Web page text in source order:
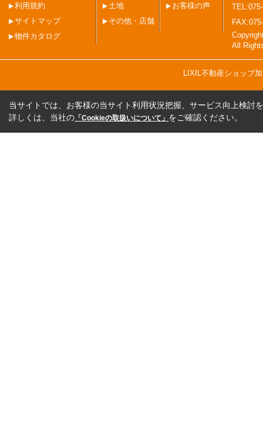
利用規約
サイトマップ
物件カタログ
土地
その他・店舗
お客様の声
All
LIXIL不動産ショップ
当サイトでは、お客様の当サイト利用状況把握、サービス向上検討
詳しくは、当社の 「Cookieの取扱いについて」 をご確認ください。